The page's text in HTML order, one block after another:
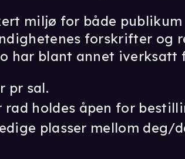
miljø for både
forskrifter og
har blant annet iverksatt
pr sal.
rad holdes åpen for
plasser mellom deg/